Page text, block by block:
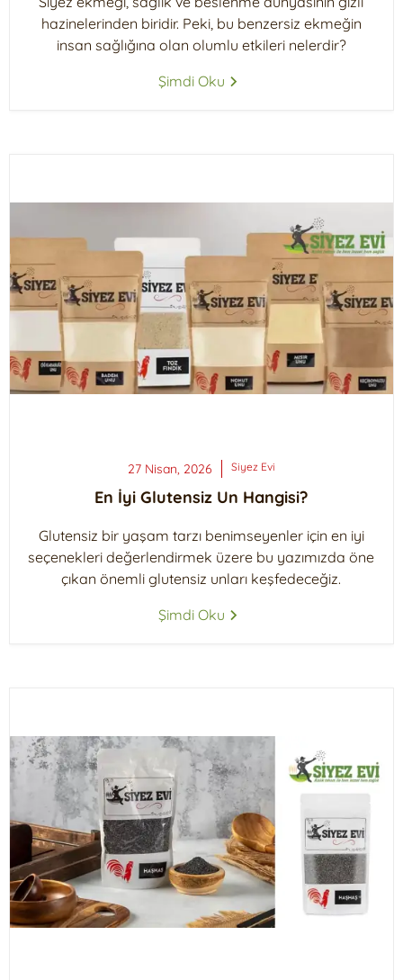
hazinelerinden biridir. Peki, bu benzersiz ekmeğin
insan sağlığına olan olumlu etkileri nelerdir?
Şimdi Oku
27 Nisan, 2026 Siyez Evi
En İyi Glutensiz Un Hangisi?
Glutensiz bir yaşam tarzı benimseyenler için en iyi
seçenekleri değerlendirmek üzere bu yazımızda öne
çıkan önemli glutensiz unları keşfedeceğiz.
Şimdi Oku